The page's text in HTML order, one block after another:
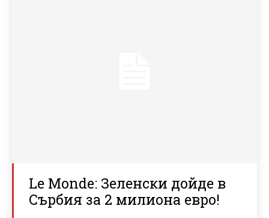
Le Monde: Зеленски дойде в
Сърбия за 2 милиона евро!